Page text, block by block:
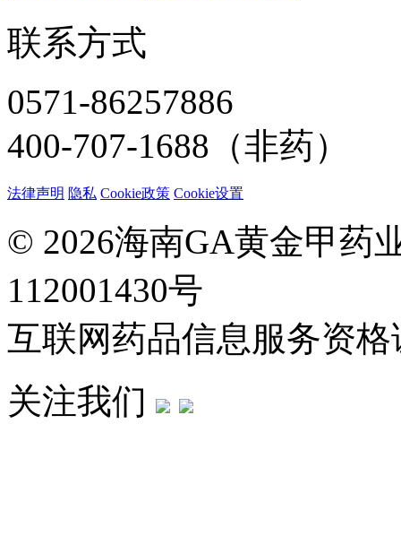
联系方式
0571-86257886
400-707-1688（非药）
法律声明 隐私 Cookie政策 Cookie设置
© 2026海南GA黄金甲药
112001430号
互联网药品信息服务资
关注我们